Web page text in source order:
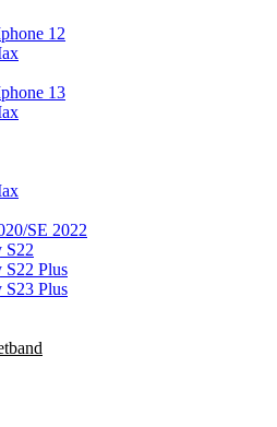
12
13
SE 2022
S22
S22 Plus
S23 Plus